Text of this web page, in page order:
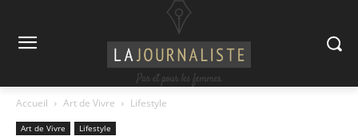
Accueil Art de Vivre Lifestyle
Art de Vivre Lifestyle